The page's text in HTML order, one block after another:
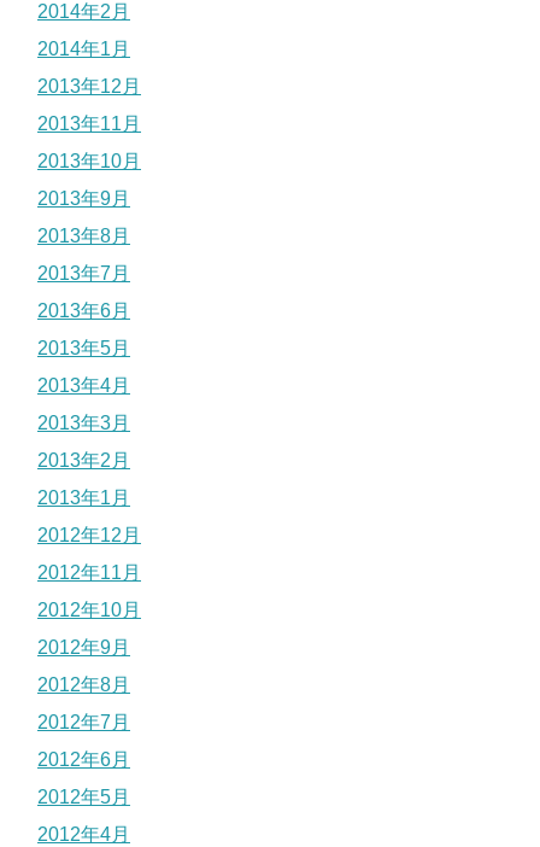
2014年2月
2014年1月
2013年12月
2013年11月
2013年10月
2013年9月
2013年8月
2013年7月
2013年6月
2013年5月
2013年4月
2013年3月
2013年2月
2013年1月
2012年12月
2012年11月
2012年10月
2012年9月
2012年8月
2012年7月
2012年6月
2012年5月
2012年4月